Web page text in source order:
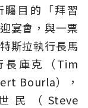
目的「拜習
宴會，與一票
斯拉執行長馬
長庫克（Tim
Bourla），
民（Steve